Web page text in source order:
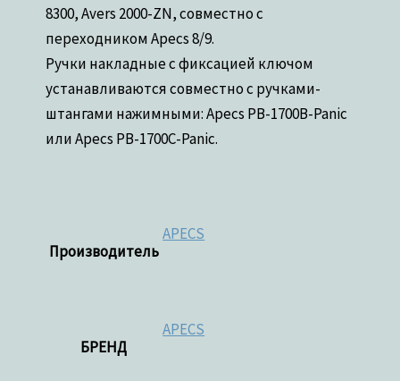
8300, Avers 2000-ZN, совместно с
переходником Apecs 8/9.
Ручки накладные с фиксацией ключом
устанавливаются совместно с ручками-
штангами нажимными: Apecs PB-1700B-Panic
или Apecs PB-1700C-Panic.
Производитель
APECS
БРЕНД
APECS